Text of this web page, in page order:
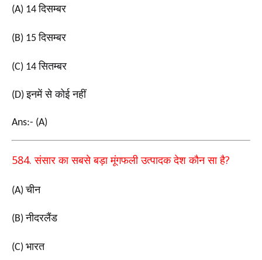
(A) 14दिसम्बर
(B) 15दिसम्बर
(C) 14सितम्बर
(D)इनमें से कोई नहीं
Ans:- (A)
584.संसार का सबसे बड़ा मूंगफली उत्पादक देश कौन सा है?
(A)चीन
(B)नीदरलैंड
(C) भारत